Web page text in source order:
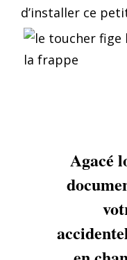
d’installer ce
Agacé